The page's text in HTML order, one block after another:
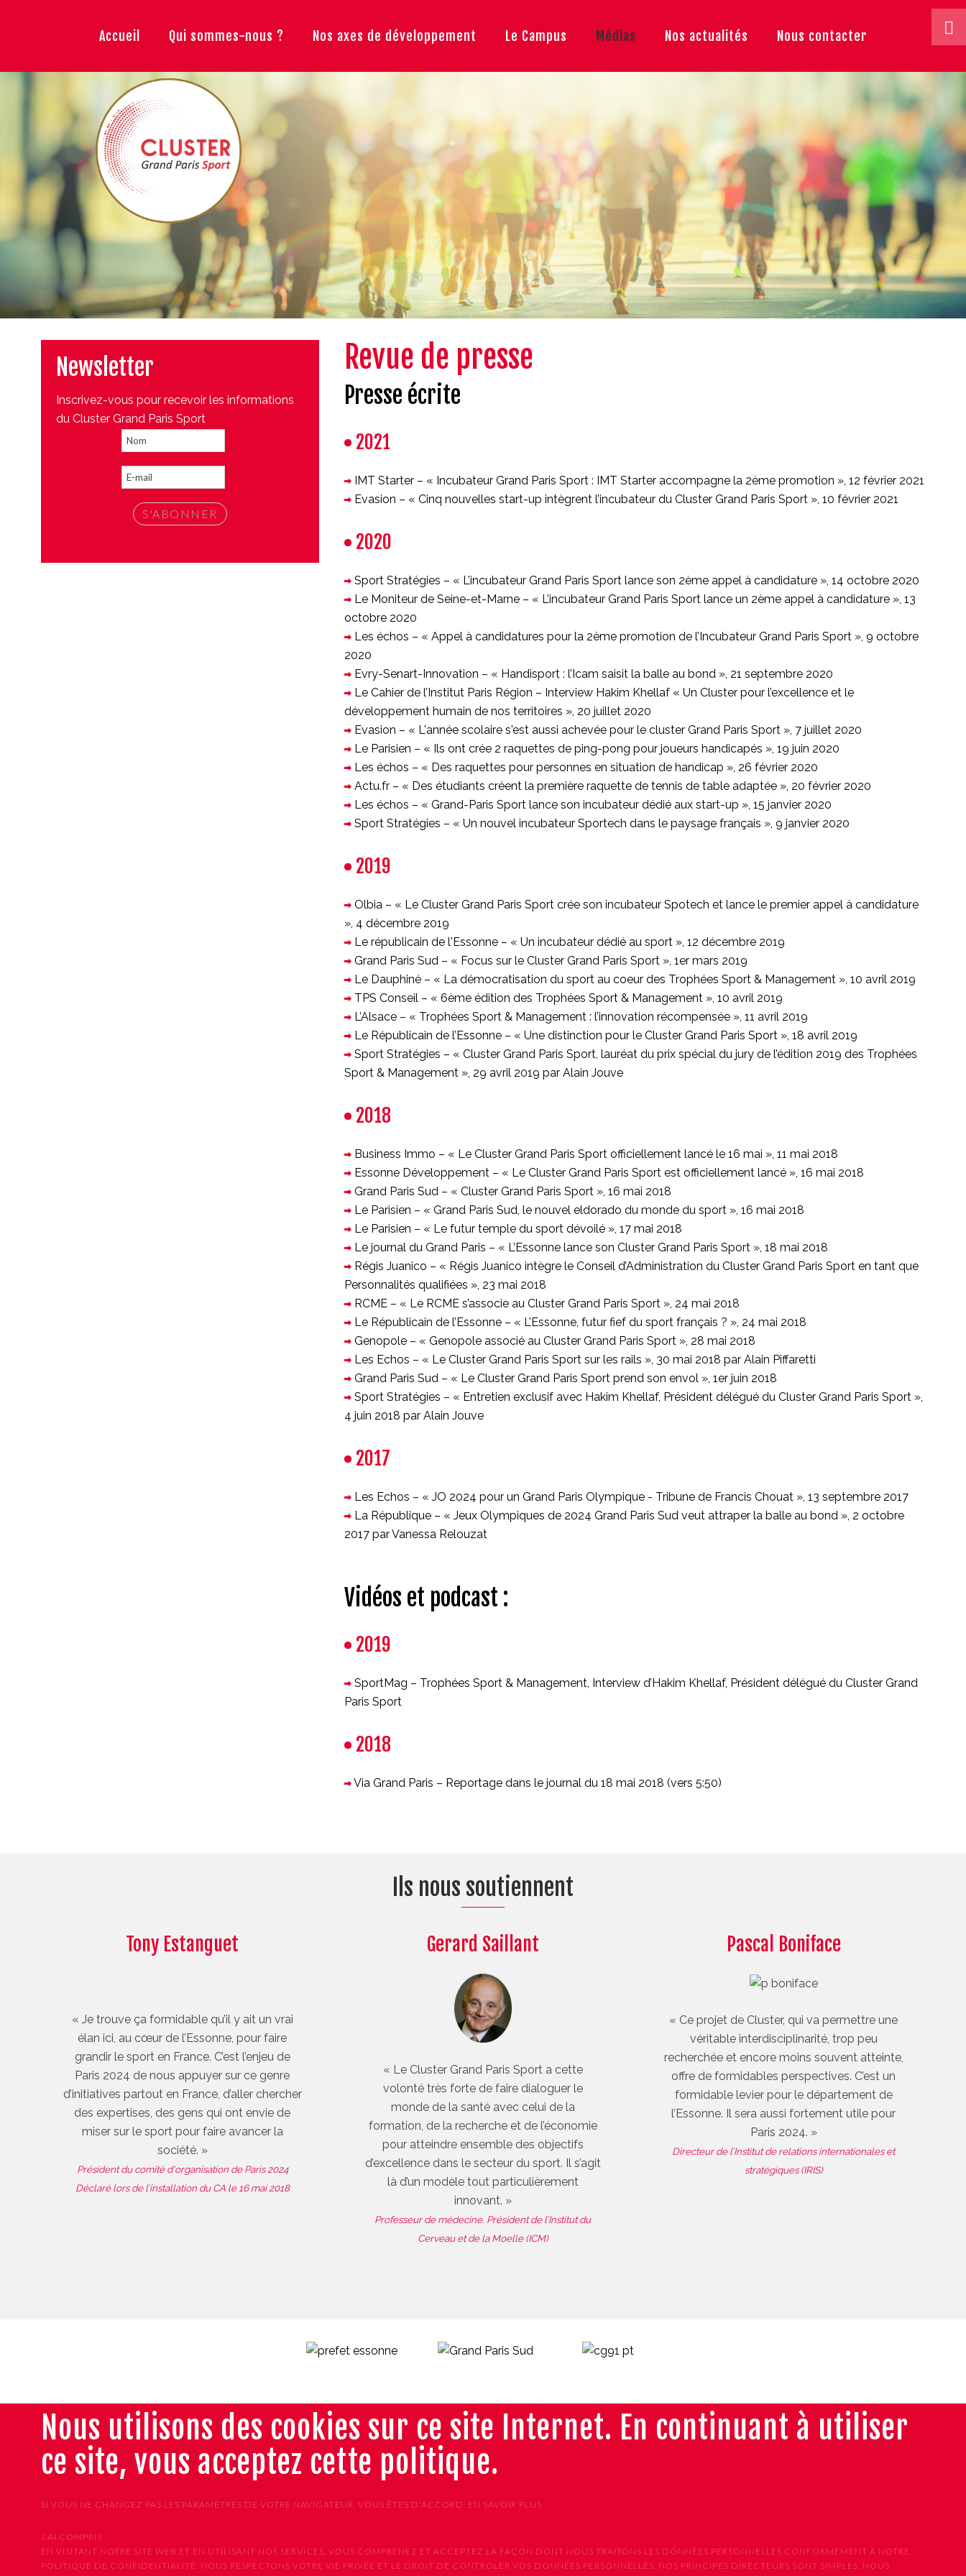
Accueil Qui sommes-nous ? Nos axes de développement Le Campus Médias Nos actualités Nous contacter
Revue de presse
Presse écrite
2021
IMT Starter – « Incubateur Grand Paris Sport : IMT Starter accompagne la 2ème promotion », 12 février 2021
Evasion – « Cinq nouvelles start-up intègrent l’incubateur du Cluster Grand Paris Sport », 10 février 2021
2020
Sport Stratégies – « L’incubateur Grand Paris Sport lance son 2ème appel à candidature », 14 octobre 2020
Le Moniteur de Seine-et-Marne – « L’incubateur Grand Paris Sport lance un 2ème appel à candidature », 13
octobre 2020
Les échos – « Appel à candidatures pour la 2ème promotion de l’Incubateur Grand Paris Sport », 9 octobre
2020
Evry-Senart-Innovation – « Handisport : l’Icam saisit la balle au bond », 21 septembre 2020
Le Cahier de l’Institut Paris Région – Interview Hakim Khellaf « Un Cluster pour l’excellence et le
développement humain de nos territoires », 20 juillet 2020
Evasion – « L'année scolaire s'est aussi achevée pour le cluster Grand Paris Sport », 7 juillet 2020
Le Parisien – « Ils ont crée 2 raquettes de ping-pong pour joueurs handicapés », 19 juin 2020
Les échos – « Des raquettes pour personnes en situation de handicap », 26 février 2020
Actu.fr – « Des étudiants créent la première raquette de tennis de table adaptée », 20 février 2020
Les échos – « Grand-Paris Sport lance son incubateur dédié aux start-up », 15 janvier 2020
Sport Stratégies – « Un nouvel incubateur Sportech dans le paysage français », 9 janvier 2020
2019
Olbia – « Le Cluster Grand Paris Sport crée son incubateur Spotech et lance le premier appel à candidature
», 4 décembre 2019
Le républicain de l'Essonne – « Un incubateur dédié au sport », 12 décembre 2019
Grand Paris Sud – « Focus sur le Cluster Grand Paris Sport », 1er mars 2019
Le Dauphiné – « La démocratisation du sport au coeur des Trophées Sport & Management », 10 avril 2019
TPS Conseil – « 6ème édition des Trophées Sport & Management », 10 avril 2019
L’Alsace – « Trophées Sport & Management : l’innovation récompensée », 11 avril 2019
Le Républicain de l’Essonne – « Une distinction pour le Cluster Grand Paris Sport », 18 avril 2019
Sport Stratégies – « Cluster Grand Paris Sport, lauréat du prix spécial du jury de l’édition 2019 des Trophées
Sport & Management », 29 avril 2019 par Alain Jouve
2018
Business Immo – « Le Cluster Grand Paris Sport officiellement lancé le 16 mai », 11 mai 2018
Essonne Développement – « Le Cluster Grand Paris Sport est officiellement lancé », 16 mai 2018
Grand Paris Sud – « Cluster Grand Paris Sport », 16 mai 2018
Le Parisien – « Grand Paris Sud, le nouvel eldorado du monde du sport », 16 mai 2018
Le Parisien – « Le futur temple du sport dévoilé », 17 mai 2018
Le journal du Grand Paris – « L’Essonne lance son Cluster Grand Paris Sport », 18 mai 2018
Régis Juanico – « Régis Juanico intègre le Conseil d’Administration du Cluster Grand Paris Sport en tant que
Personnalités qualifiées », 23 mai 2018
RCME – « Le RCME s’associe au Cluster Grand Paris Sport », 24 mai 2018
Le Républicain de l’Essonne – « L’Essonne, futur fief du sport français ? », 24 mai 2018
Genopole – « Genopole associé au Cluster Grand Paris Sport », 28 mai 2018
Les Echos – « Le Cluster Grand Paris Sport sur les rails », 30 mai 2018 par Alain Piffaretti
Grand Paris Sud – « Le Cluster Grand Paris Sport prend son envol », 1er juin 2018
Sport Stratégies – « Entretien exclusif avec Hakim Khellaf, Président délégué du Cluster Grand Paris Sport »,
4 juin 2018 par Alain Jouve
2017
Les Echos – « JO 2024 pour un Grand Paris Olympique - Tribune de Francis Chouat », 13 septembre 2017
La République – « Jeux Olympiques de 2024 Grand Paris Sud veut attraper la balle au bond », 2 octobre
2017 par Vanessa Relouzat
Vidéos et podcast :
2019
SportMag – Trophées Sport & Management, Interview d’Hakim Khellaf, Président délégué du Cluster Grand
Paris Sport
2018
Via Grand Paris – Reportage dans le journal du 18 mai 2018 (vers 5:50)
Newsletter
Inscrivez-vous pour recevoir les informations
du Cluster Grand Paris Sport
Ils nous soutiennent
Tony Estanguet
« Je trouve ça formidable qu’il y ait un vrai
élan ici, au cœur de l’Essonne, pour faire
grandir le sport en France. C’est l’enjeu de
Paris 2024 de nous appuyer sur ce genre
d’initiatives partout en France, d’aller chercher
des expertises, des gens qui ont envie de
miser sur le sport pour faire avancer la
société. »
Président du comité d'organisation de Paris 2024
Déclaré lors de l’installation du CA le 16 mai 2018
Gerard Saillant
« Le Cluster Grand Paris Sport a cette
volonté très forte de faire dialoguer le
monde de la santé avec celui de la
formation, de la recherche et de l’économie
pour atteindre ensemble des objectifs
d’excellence dans le secteur du sport. Il s’agit
là d’un modèle tout particulièrement
innovant. »
Professeur de médecine. Président de l’Institut du
Cerveau et de la Moelle (ICM)
Pascal Boniface
« Ce projet de Cluster, qui va permettre une
véritable interdisciplinarité, trop peu
recherchée et encore moins souvent atteinte,
offre de formidables perspectives. C’est un
formidable levier pour le département de
l’Essonne. Il sera aussi fortement utile pour
Paris 2024. »
Directeur de l’Institut de relations internationales et
stratégiques (IRIS)
Nous utilisons des cookies sur ce site Internet. En continuant à utiliser
ce site, vous acceptez cette politique.
SI VOUS NE CHANGEZ PAS LES PARAMÈTRES DE VOTRE NAVIGATEUR, VOUS ÊTES D'ACCORD. EN SAVOIR PLUS
J'AI COMPRIS
EN VISITANT NOTRE SITE WEB ET EN UTILISANT NOS SERVICES, VOUS COMPRENEZ ET ACCEPTEZ LA FAÇON DONT NOUS TRAITONS LES DONNÉES PERSONNELLES CONFORMÉMENT À NOTRE
POLITIQUE DE CONFIDENTIALITÉ. NOUS RESPECTONS VOTRE VIE PRIVÉE ET LE DROIT DE CONTRÔLER VOS DONNÉES PERSONNELLES. NOS PRINCIPES DIRECTEURS SONT SIMPLES. NOUS